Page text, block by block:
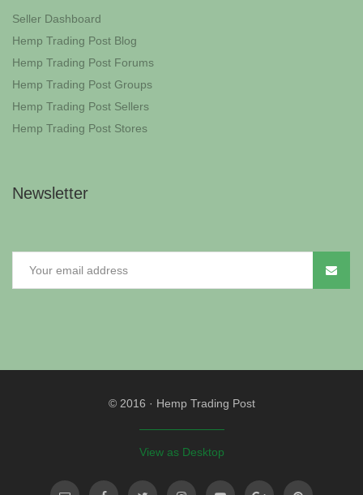
Seller Dashboard
Hemp Trading Post Blog
Hemp Trading Post Forums
Hemp Trading Post Groups
Hemp Trading Post Sellers
Hemp Trading Post Stores
Newsletter
© 2016 · Hemp Trading Post